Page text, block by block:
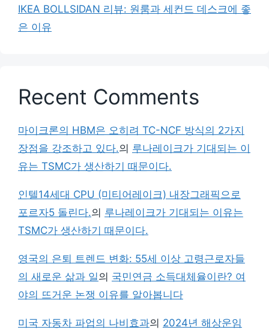
IKEA BOLLSIDAN 리뷰: 원룸과 세컨드 데스크에 좋
은 이유
Recent Comments
마이크론의 HBM은 오히려 TC-NCF 방식의 2가지
장점을 강조하고 있다.의 루나레이크가 기대되는 이
유는 TSMC가 생산하기 때문이다.
인텔14세대 CPU (미티어레이크) 내장그래픽으로
포르자5 돌린다.의 루나레이크가 기대되는 이유는
TSMC가 생산하기 때문이다.
영국의 은퇴 트렌드 변화: 55세 이상 고령근로자들
의 새로운 삶과 일의 국민연금 소득대체율이란? 여
야의 뜨거운 논쟁 이유를 알아봅니다
미국 자동차 파업의 나비효과의 2024년 해상운임